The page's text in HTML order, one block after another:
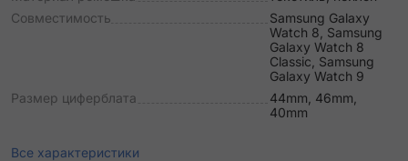
Совместимость
Samsung Galaxy
Watch 8, Samsung
Galaxy Watch 8
Classic, Samsung
Galaxy Watch 9
Размер циферблата
44mm, 46mm,
40mm
Все характеристики